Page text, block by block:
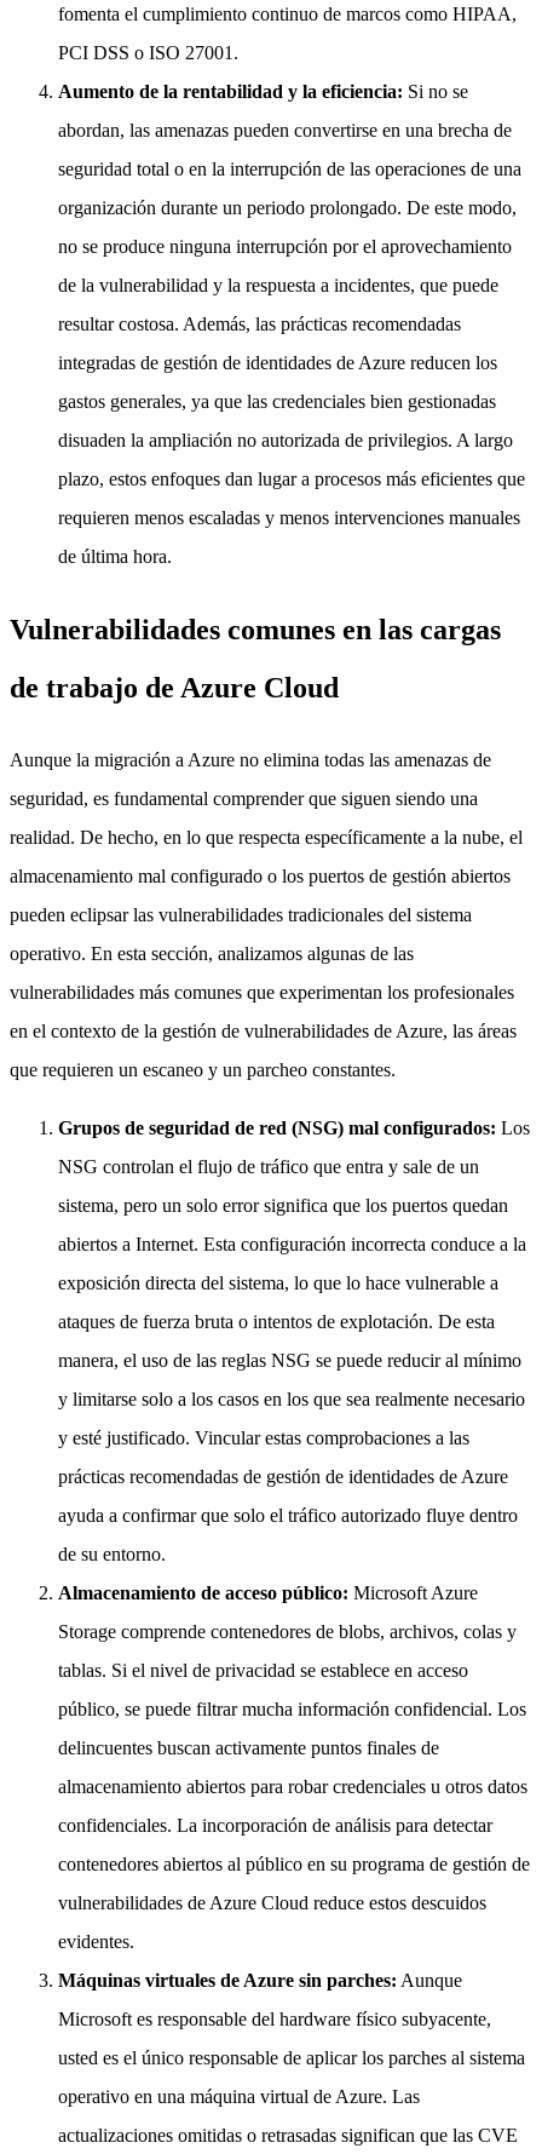
fomenta el cumplimiento continuo de marcos como HIPAA,
PCI DSS o ISO 27001.
Aumento de la rentabilidad y la eficiencia: Si no se
abordan, las amenazas pueden convertirse en una brecha de
seguridad total o en la interrupción de las operaciones de una
organización durante un periodo prolongado. De este modo,
no se produce ninguna interrupción por el aprovechamiento
de la vulnerabilidad y la respuesta a incidentes, que puede
resultar costosa. Además, las prácticas recomendadas
integradas de gestión de identidades de Azure reducen los
gastos generales, ya que las credenciales bien gestionadas
disuaden la ampliación no autorizada de privilegios. A largo
plazo, estos enfoques dan lugar a procesos más eficientes que
requieren menos escaladas y menos intervenciones manuales
de última hora.
Vulnerabilidades comunes en las cargas
de trabajo de Azure Cloud
Aunque la migración a Azure no elimina todas las amenazas de
seguridad, es fundamental comprender que siguen siendo una
realidad. De hecho, en lo que respecta específicamente a la nube, el
almacenamiento mal configurado o los puertos de gestión abiertos
pueden eclipsar las vulnerabilidades tradicionales del sistema
operativo. En esta sección, analizamos algunas de las
vulnerabilidades más comunes que experimentan los profesionales
en el contexto de la gestión de vulnerabilidades de Azure, las áreas
que requieren un escaneo y un parcheo constantes.
Grupos de seguridad de red (NSG) mal configurados: Los
NSG controlan el flujo de tráfico que entra y sale de un
sistema, pero un solo error significa que los puertos quedan
abiertos a Internet. Esta configuración incorrecta conduce a la
exposición directa del sistema, lo que lo hace vulnerable a
ataques de fuerza bruta o intentos de explotación. De esta
manera, el uso de las reglas NSG se puede reducir al mínimo
y limitarse solo a los casos en los que sea realmente necesario
y esté justificado. Vincular estas comprobaciones a las
prácticas recomendadas de gestión de identidades de Azure
ayuda a confirmar que solo el tráfico autorizado fluye dentro
de su entorno.
Almacenamiento de acceso público: Microsoft Azure
Storage comprende contenedores de blobs, archivos, colas y
tablas. Si el nivel de privacidad se establece en acceso
público, se puede filtrar mucha información confidencial. Los
delincuentes buscan activamente puntos finales de
almacenamiento abiertos para robar credenciales u otros datos
confidenciales. La incorporación de análisis para detectar
contenedores abiertos al público en su programa de gestión de
vulnerabilidades de Azure Cloud reduce estos descuidos
evidentes.
Máquinas virtuales de Azure sin parches: Aunque
Microsoft es responsable del hardware físico subyacente,
usted es el único responsable de aplicar los parches al sistema
operativo en una máquina virtual de Azure. Las
actualizaciones omitidas o retrasadas significan que las CVE